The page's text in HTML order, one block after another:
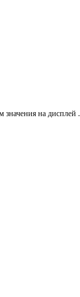
значения на дисплей .